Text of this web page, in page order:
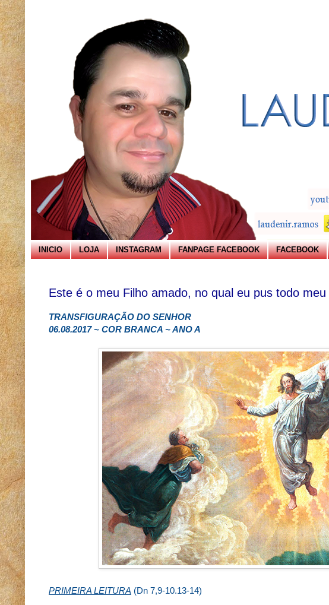
INICIO LOJA INSTAGRAM FANPAGE FACEBOOK FACEBOOK
Este é o meu Filho amado, no qual eu pus todo meu
TRANSFIGURAÇÃO DO SENHOR
06.08.2017 ~ COR BRANCA ~ ANO A
PRIMEIRA LEITURA (Dn 7,9-10.13-14)